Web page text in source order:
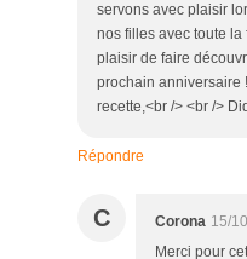
servons avec plaisir
nos filles avec toute
plaisir de faire
prochain anniversaire
recette,<br /> <br />
Répondre
C Corona 15/
Merci pour